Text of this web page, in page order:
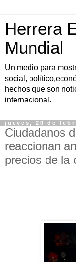
Herrera
Mundial
Un medio para
social,
hechos que son
internacional.
jueves, 20 de
Ciudadanos
reaccionan
precios de la